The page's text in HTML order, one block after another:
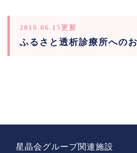
2018.06.15更新
ふるさと透析診療所への
星晶会グループ関連施設